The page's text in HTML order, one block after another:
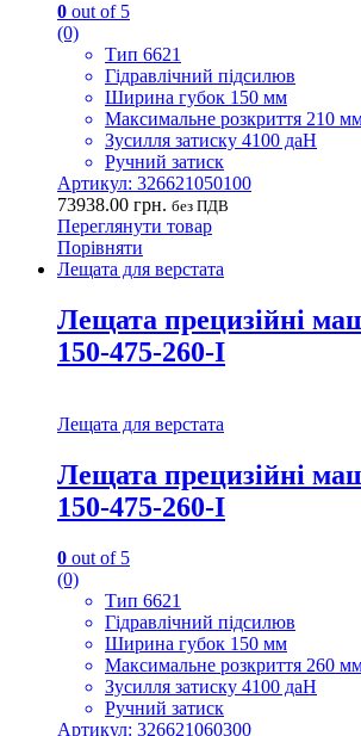
0 out of 5
(0)
Тип 6621
Гідравлічний підсилюв
Ширина губок 150 мм
Максимальне розкриття 210
Зусилля затиску 4100 даН
Ручний затиск
Артикул: 326621050100
73938.00 грн. без ПДВ
Переглянути товар
Порівняти
Лещата для верстата
Лещата прецизійні
150-475-260-I
Лещата для верстата
Лещата прецизійні
150-475-260-I
0 out of 5
(0)
Тип 6621
Гідравлічний підсилюв
Ширина губок 150 мм
Максимальне розкриття 260
Зусилля затиску 4100 даН
Ручний затиск
Артикул: 326621060300